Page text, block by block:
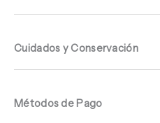
Cuidados y Conservación
Métodos de Pago